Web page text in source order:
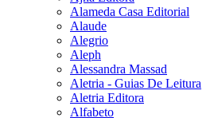
Alameda Casa Editorial
Alaude
Alegrio
Aleph
Alessandra Massad
Aletria - Guias De Leitura
Aletria Editora
Alfabeto